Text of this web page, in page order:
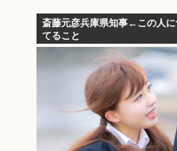
斎藤元彦兵庫県知事←この人に
てること